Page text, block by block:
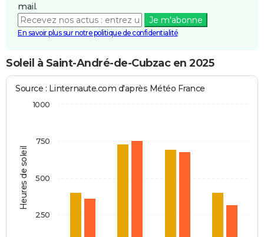
mail.
Je m'abonne
En savoir plus sur notre politique de confidentialité
Soleil à Saint-André-de-Cubzac en 2025
Heures de soleil
Source : Linternaute.com d'après Météo France
250
500
750
1000